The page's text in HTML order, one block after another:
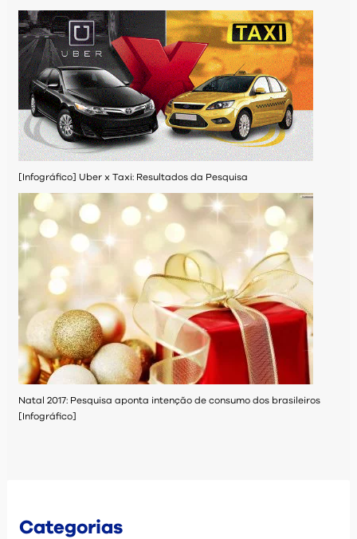
[Infográfico] Uber x Taxi: Resultados da Pesquisa
Natal 2017: Pesquisa aponta intenção de consumo dos brasileiros
[Infográfico]
Categorias